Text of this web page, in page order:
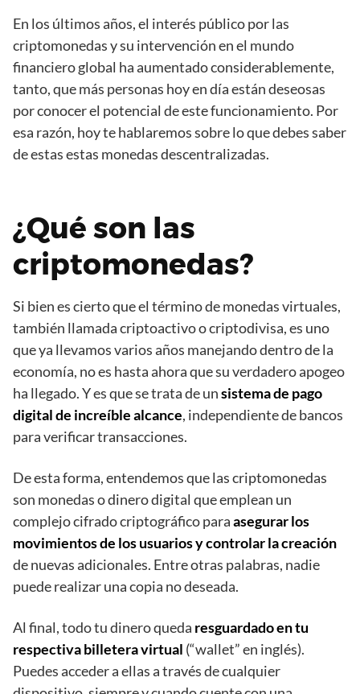
En los últimos años, el interés público por las
criptomonedas y su intervención en el mundo
financiero global ha aumentado considerablemente,
tanto, que más personas hoy en día están deseosas
por conocer el potencial de este funcionamiento. Por
esa razón, hoy te hablaremos sobre lo que debes saber
de estas estas monedas descentralizadas.
¿Qué son las
criptomonedas?
Si bien es cierto que el término de monedas virtuales,
también llamada criptoactivo o criptodivisa, es uno
que ya llevamos varios años manejando dentro de la
economía, no es hasta ahora que su verdadero apogeo
ha llegado. Y es que se trata de unsistema de pago
digital de increíble alcance, independiente de bancos
para verificar transacciones.
De esta forma, entendemos que las criptomonedas
son monedas o dinero digital que emplean un
complejo cifrado criptográfico paraasegurar los
movimientos de los usuarios y controlar la creación
de nuevas adicionales. Entre otras palabras, nadie
puede realizar una copia no deseada.
Al final, todo tu dinero queda resguardado en tu
respectiva billetera virtual (“wallet” en inglés).
Puedes acceder a ellas a través de cualquier